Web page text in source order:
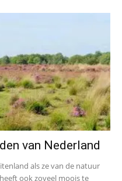
van Nederland
als ze van de natuur
ook zoveel moois te